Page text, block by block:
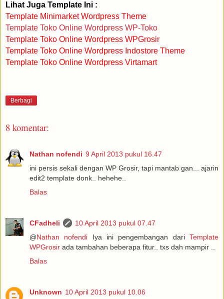
Lihat Juga Template Ini :
Template Minimarket Wordpress Theme
Template Toko Online Wordpress WP-Toko
Template Toko Online Wordpress WPGrosir
Template Toko Online Wordpress Indostore Theme
Template Toko Online Wordpress Virtamart
Berbagi
8 komentar:
Nathan nofendi 9 April 2013 pukul 16.47
ini persis sekali dengan WP Grosir, tapi mantab gan... ajarin
edit2 template donk.. hehehe..
Balas
CFadheli
10 April 2013 pukul 07.47
@Nathan nofendi Iya ini pengembangan dariTemplate
WPGrosir ada tambahan beberapa fitur.. txs dah mampir ..
Balas
Unknown 10 April 2013 pukul 10.06